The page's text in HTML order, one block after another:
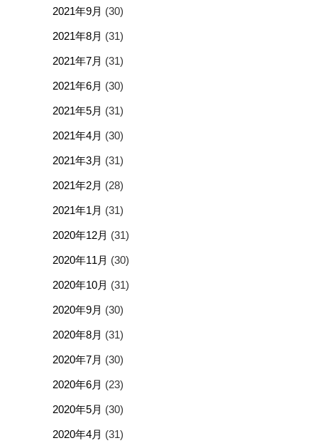
2021年9月 (30)
2021年8月 (31)
2021年7月 (31)
2021年6月 (30)
2021年5月 (31)
2021年4月 (30)
2021年3月 (31)
2021年2月 (28)
2021年1月 (31)
2020年12月 (31)
2020年11月 (30)
2020年10月 (31)
2020年9月 (30)
2020年8月 (31)
2020年7月 (30)
2020年6月 (23)
2020年5月 (30)
2020年4月 (31)